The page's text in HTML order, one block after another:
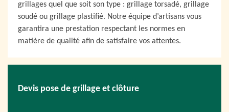
grillages quel que soit son type : grillage torsadé, grillage
soudé ou grillage plastifié. Notre équipe d’artisans vous
garantira une prestation respectant les normes en
matière de qualité afin de satisfaire vos attentes.
Devis pose de grillage et clôture